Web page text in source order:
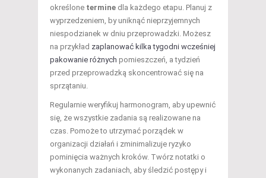
określone termine dla każdego etapu. Planuj z
wyprzedzeniem, by uniknąć nieprzyjemnych
niespodzianek w dniu przeprowadzki. Możesz
na przykład zaplanować kilka tygodni wcześniej
pakowanie różnych pomieszczeń, a tydzień
przed przeprowadzką skoncentrować się na
sprzątaniu.
Regularnie weryfikuj harmonogram, aby upewnić
się, że wszystkie zadania są realizowane na
czas. Pomoże to utrzymać porządek w
organizacji działań i zminimalizuje ryzyko
pominięcia ważnych kroków. Twórz notatki o
wykonanych zadaniach, aby śledzić postępy i